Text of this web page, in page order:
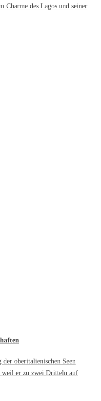
Charme des Lagos und seiner
oberitalienischen Seen
weil er zu zwei Dritteln auf